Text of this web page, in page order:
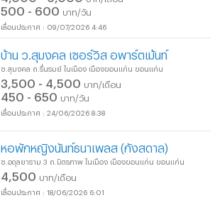
500 - 600 บาท/วัน
09/07/2026 4:46
บ้าน ว.สุมงคล เซอร์วิส อพาร์ตเม้นท์
ซ.สุมงคล ถ.รื่นรมย์ ในเมือง เมืองขอนแก่น ขอนแก่น
3,500 - 4,500 บาท/เดือน
450 - 650 บาท/วัน
24/06/2026 8:38
หอพักหญิงนันท์ธนาเพลส (กังสดาล)
ซ.อดุลยาราม 3 ถ.มิตรภาพ ในเมือง เมืองขอนแก่น ขอนแก่น
4,500 บาท/เดือน
18/06/2026 6:01